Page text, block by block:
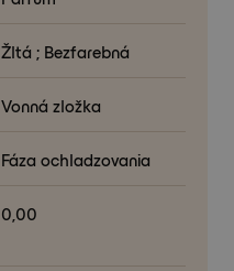
Žltá ; Bezfarebná
Vonná zložka
Fáza ochladzovania
0,00